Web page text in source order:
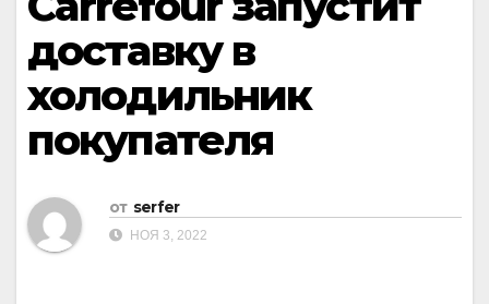
доставку в
холодильник
покупателя
от serfer
НОЯ 3, 2022